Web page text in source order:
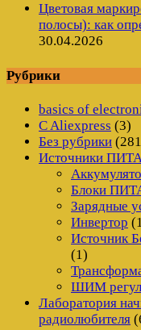
Цветовая
полосы): как
30.04.2026
Рубрики
basics of
C Aliexpress (3)
Без рубрики
Источники
Блоки
Зарядные
Инвертор
Источник
(1)
ШИМ
Лаборатория
радиолюбителя